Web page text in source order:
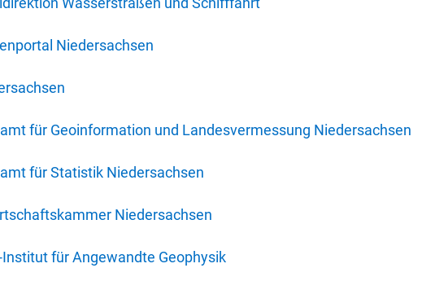
Niedersachsen
für Geoinformation und Landesvermessung Niedersachsen
für Statistik Niedersachsen
Niedersachsen
Institut für Angewandte Geophysik